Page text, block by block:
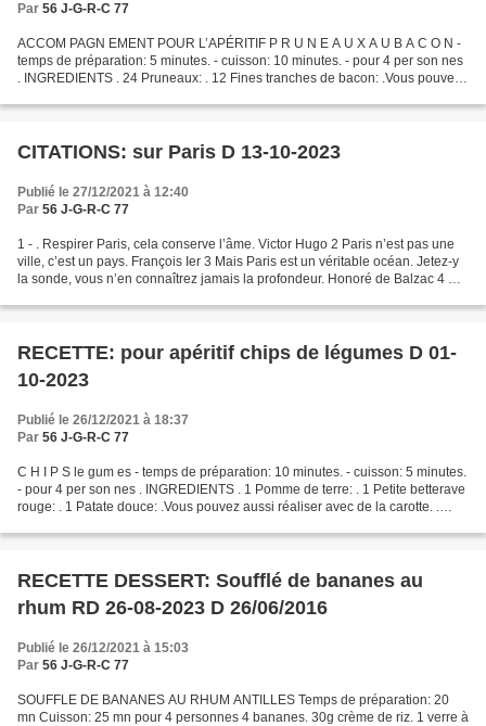
Par 56 J-G-R-C 77
ACCOM PAGN EMENT POUR L’APÉRITIF P R U N E A U X A U B A C O N -
temps de préparation: 5 minutes. - cuisson: 10 minutes. - pour 4 per son nes
. INGREDIENTS . 24 Pruneaux: . 12 Fines tranches de bacon: .Vous pouvez
CITATIONS: sur Paris D 13-10-2023
Publié le 27/12/2021 à 12:40
Par 56 J-G-R-C 77
1 - . Respirer Paris, cela conserve l’âme. Victor Hugo 2 Paris n’est pas une
ville, c’est un pays. François Ier 3 Mais Paris est un véritable océan. Jetez-y
la sonde, vous n’en connaîtrez jamais la profondeur. Honoré de Balzac 4 En
RECETTE: pour apéritif chips de légumes D 01-
10-2023
Publié le 26/12/2021 à 18:37
Par 56 J-G-R-C 77
C H I P S le gum es - temps de préparation: 10 minutes. - cuisson: 5 minutes.
- pour 4 per son nes . INGREDIENTS . 1 Pomme de terre: . 1 Petite betterave
rouge: . 1 Patate douce: .Vous pouvez aussi réaliser avec de la carotte. .
RECETTE DESSERT: Soufflé de bananes au
rhum RD 26-08-2023 D 26/06/2016
Publié le 26/12/2021 à 15:03
Par 56 J-G-R-C 77
SOUFFLE DE BANANES AU RHUM ANTILLES Temps de préparation: 20
mn Cuisson: 25 mn pour 4 personnes 4 bananes. 30g crème de riz. 1 verre à